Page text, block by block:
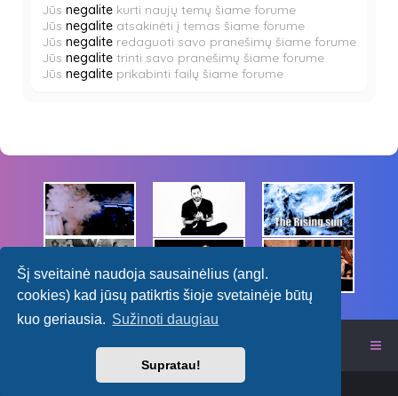
Šį sveitainė naudoja sausainėlius (angl.
cookies) kad jūsų patikrtis šioje svetainėje būtų
kuo geriausia. Sužinoti daugiau
Supratau!
Jūs negalite kurti naujų temų šiame forume
Jūs negalite atsakinėti į temas šiame forume
Jūs negalite redaguoti savo pranešimų šiame forume
Jūs negalite trinti savo pranešimų šiame forume
Jūs negalite prikabinti failų šiame forume
Itališkas RPG forumas